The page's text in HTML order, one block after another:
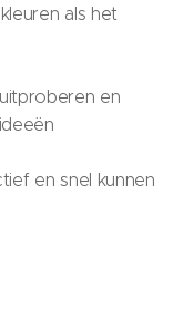
als het
en
en snel kunnen